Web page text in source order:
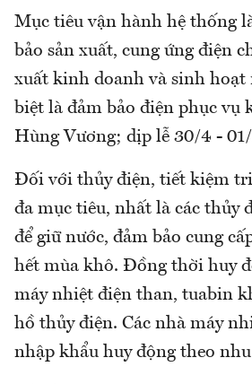
Mục tiêu vận hành hệ thống
bảo sản xuất, cung ứng điện
xuất kinh doanh và sinh hoạt
biệt là đảm bảo điện phục vụ
Hùng Vương; dịp lễ 30/4 -
Đối với thủy điện, tiết kiệm
đa mục tiêu, nhất là các thủy
để giữ nước, đảm bảo cung
hết mùa khô. Đồng thời huy
máy nhiệt điện than, tuabin
hồ thủy điện. Các nhà máy
nhập khẩu huy động theo